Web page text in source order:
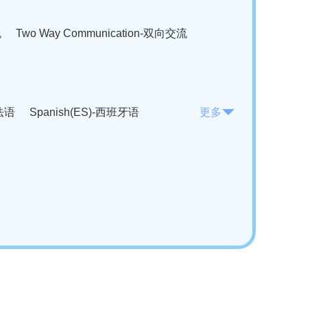
Two Way Communication-双向交流
语
Spanish(ES)-西班牙语
更多